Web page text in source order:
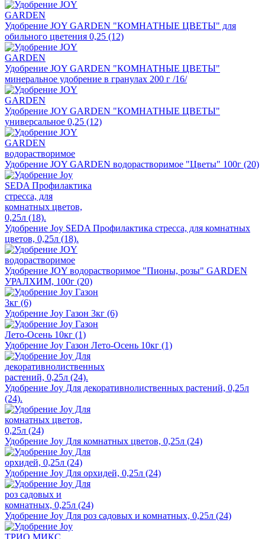
Удобрение JOY GARDEN "КОМНАТНЫЕ ЦВЕТЫ" для
обильного цветения 0,25 (12)
Удобрение JOY GARDEN "КОМНАТНЫЕ ЦВЕТЫ"
минеральное удобрение в гранулах 200 г /16/
Удобрение JOY GARDEN "КОМНАТНЫЕ ЦВЕТЫ"
универсальное 0,25 (12)
Удобрение JOY GARDEN водорастворимое "Цветы" 100г (20)
Удобрение Joy SEDA Профилактика стресса, для комнатных
цветов, 0,25л (18).
Удобрение JOY водорастворимое "Пионы, розы" GARDEN
УРАЛХИМ, 100г (20)
Удобрение Joy Газон 3кг (6)
Удобрение Joy Газон Лето-Осень 10кг (1)
Удобрение Joy Для декоративнолиственных растений, 0,25л
(24).
Удобрение Joy Для комнатных цветов, 0,25л (24)
Удобрение Joy Для орхидей, 0,25л (24)
Удобрение Joy Для роз садовых и комнатных, 0,25л (24)